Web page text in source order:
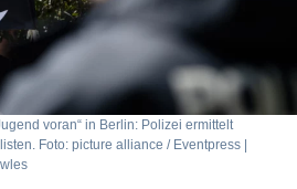
voran“ in Berlin: Polizei ermittelt
Foto: picture alliance / Eventpress |